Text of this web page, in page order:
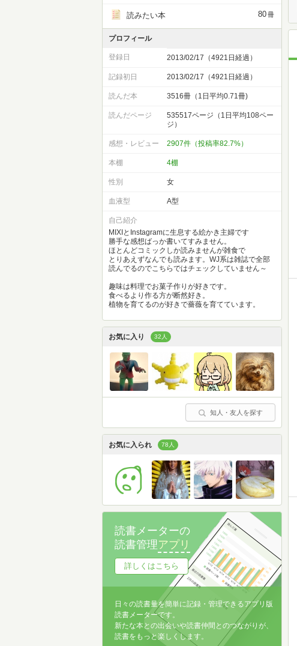
読みたい本 80冊
プロフィール
登録日 2013/02/17（4921日経過）
記録初日 2013/02/17（4921日経過）
読んだ本 3516冊（1日平均0.71冊)
読んだページ
535517ページ（1日平均108ペー
ジ）
感想・レビュー 2907件（投稿率82.7%）
本棚 4棚
性別 女
血液型 A型
自己紹介
MIXIとInstagramに生息する絵かき主婦です
勝手な感想ばっか書いてすみません。
ほとんどコミックしか読みませんが雑食で
とりあえずなんでも読みます。WJ系は雑誌で全部
読んでるのでこちらではチェックしていません～
趣味は料理でお菓子作りが好きです。
食べるより作る方が断然好き。
植物を育てるのが好きで薔薇を育てています。
お気に入り 32人
知人・友人を探す
お気に入られ 78人
読書メーターの
読書管理アプリ
詳しくはこちら
日々の読書量を簡単に記録・管理できるアプリ版
読書メーターです。
新たな本との出会いや読書仲間とのつながりが、
読書をもっと楽しくします。